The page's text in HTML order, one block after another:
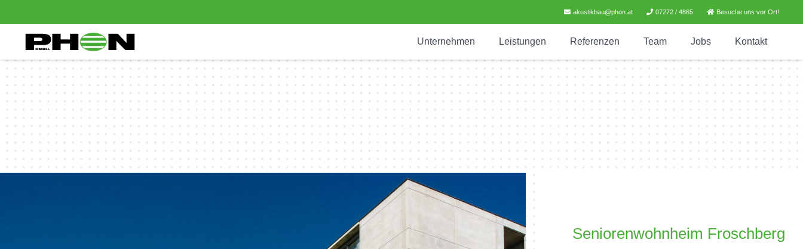
akustikbau@phon.at 07272 / 4865 Besuche uns vor Ort!
Unternehmen Leistungen Referenzen Team Jobs Kontakt
Seniorenwohnheim Froschberg